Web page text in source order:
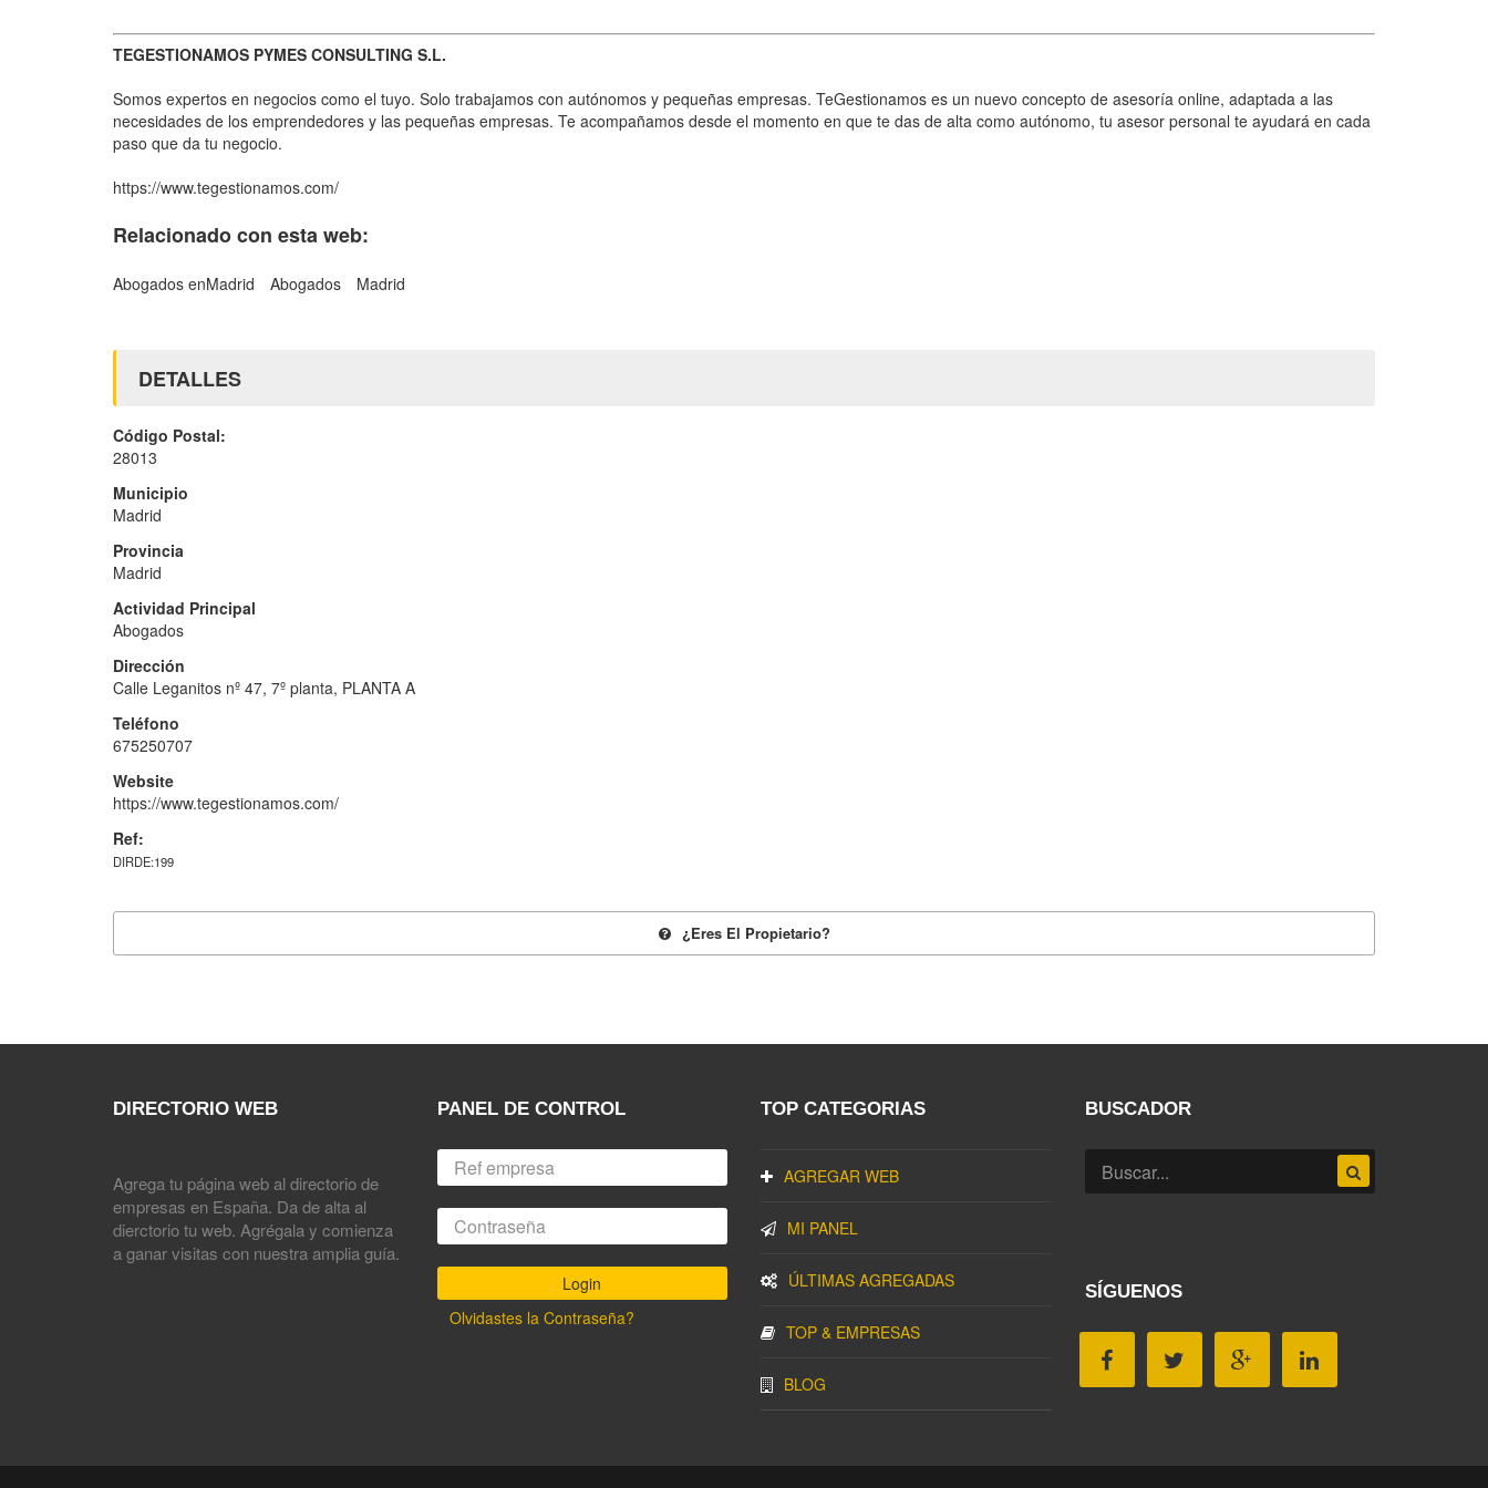
TEGESTIONAMOS PYMES CONSULTING S.L.
Somos expertos en negocios como el tuyo. Solo trabajamos con autónomos y pequeñas empresas. TeGestionamos es un nuevo concepto de asesoría online, adaptada a las
necesidades de los emprendedores y las pequeñas empresas. Te acompañamos desde el momento en que te das de alta como autónomo, tu asesor personal te ayudará en cada
paso que da tu negocio.
https://www.tegestionamos.com/
Relacionado con esta web:
Abogados enMadrid Abogados Madrid
DETALLES
Código Postal:
28013
Municipio
Madrid
Provincia
Madrid
Actividad Principal
Abogados
Dirección
Calle Leganitos nº 47, 7º planta, PLANTA A
Teléfono
675250707
Website
https://www.tegestionamos.com/
Ref:
DIRDE:199
¿eres El Propietario?
DIRECTORIO WEB
Agrega tu página web al directorio de
empresas en España. Da de alta al
dierctorio tu web. Agrégala y comienza
a ganar visitas con nuestra amplia guía.
PANEL DE CONTROL
Olvidastes la Contraseña?
TOP CATEGORIAS
AGREGAR WEB
MI PANEL
ÚLTIMAS AGREGADAS
TOP & EMPRESAS
BLOG
BUSCADOR
SÍGUENOS